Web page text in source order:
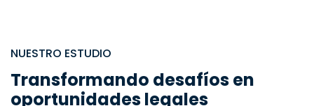
NUESTRO ESTUDIO
Transformando desafíos en
oportunidades legales